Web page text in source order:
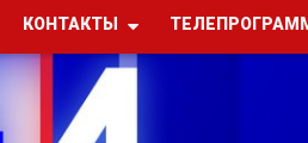
КОНТАКТЫ